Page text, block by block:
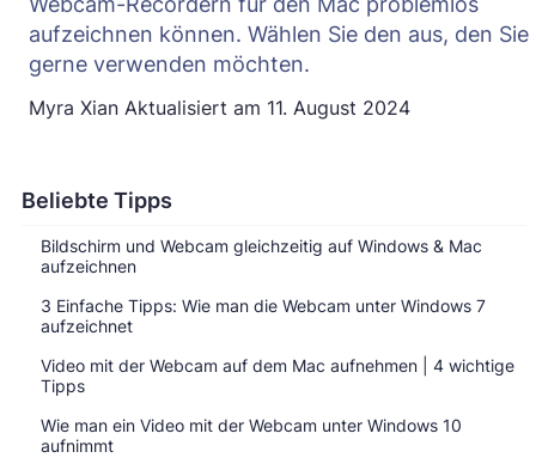
Beliebte Tipps
Bildschirm und Webcam gleichzeitig auf Windows & Mac
aufzeichnen
3 Einfache Tipps: Wie man die Webcam unter Windows 7
aufzeichnet
Video mit der Webcam auf dem Mac aufnehmen | 4 wichtige
Tipps
Wie man ein Video mit der Webcam unter Windows 10
aufnimmt
aufzeichnen können. Wählen Sie den aus, den Sie
gerne verwenden möchten.
Myra Xian Aktualisiert am 11. August 2024